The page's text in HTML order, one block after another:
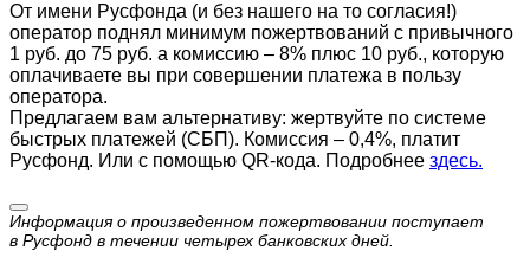
От имени Русфонда (и без нашего на то согласия!)
оператор поднял минимум пожертвований с привычного
1 руб. до 75 руб. а комиссию – 8% плюс 10 руб., которую
оплачиваете вы при совершении платежа в пользу
оператора.
Предлагаем вам альтернативу: жертвуйте по cистеме
быстрых платежей (СБП). Комиссия – 0,4%, платит
Русфонд. Или с помощью QR-кода. Подробнее здесь.
Информация о произведенном пожертвовании поступает
в Русфонд в течении четырех банковских дней.